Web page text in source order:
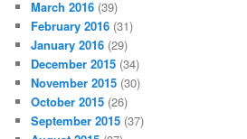
March 2016 (39)
February 2016 (31)
January 2016 (29)
December 2015 (34)
November 2015 (30)
October 2015 (26)
September 2015 (37)